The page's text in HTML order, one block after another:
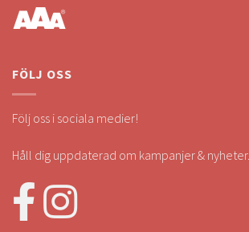
FÖLJ OSS
Följ oss i sociala medier!
Håll dig uppdaterad om kampanjer & nyheter.